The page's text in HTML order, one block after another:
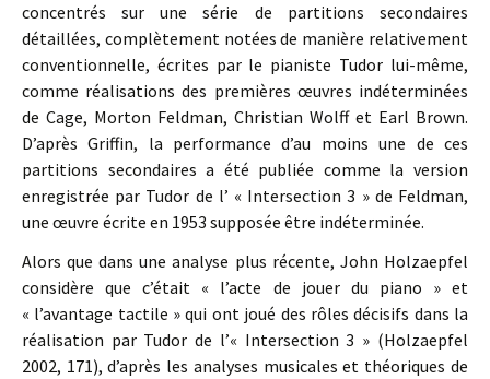
concentrés sur une série de partitions secondaires
détaillées, complètement notées de manière relativement
conventionnelle, écrites par le pianiste Tudor lui-même,
comme réalisations des premières œuvres indéterminées
de Cage, Morton Feldman, Christian Wolff et Earl Brown.
D’après Griffin, la performance d’au moins une de ces
partitions secondaires a été publiée comme la version
enregistrée par Tudor de l’ « Intersection 3 » de Feldman,
une œuvre écrite en 1953 supposée être indéterminée.
Alors que dans une analyse plus récente, John Holzaepfel
considère que c’était « l’acte de jouer du piano » et
« l’avantage tactile » qui ont joué des rôles décisifs dans la
réalisation par Tudor de l’« Intersection 3 » (Holzaepfel
2002, 171), d’après les analyses musicales et théoriques de